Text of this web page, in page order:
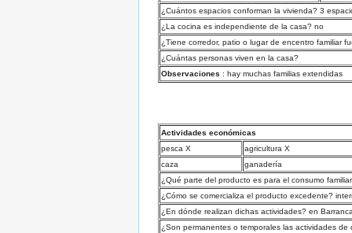
¿Cuántos espacios conforman la vivienda? 3
¿La cocina es independiente de la casa? no
¿Tiene corredor, patio o lugar de encentro familiar
¿Cuántas personas viven en la casa?
Observaciones : hay muchas familias extendidas
Actividades económicas
pesca X
agricultura X
caza
ganadería
¿Qué parte del producto es para el consumo
¿Cómo se comercializa el producto excedente?
¿En dónde realizan dichas actividades? en
¿Son permanentes o temporales las actividades de